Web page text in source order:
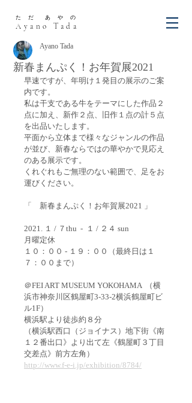
た だ あ や の
Ayano Tada
新春まんぷく！お年賀展2021
Ayano Tada
早速ですが、年明け１発目の展示のご案
内です。
私は干支である牛をテーマにした作品２
点に加え、新作２点、旧作１点の計５点
を出品いたします。
平面から立体まで様々なジャンルの作品
が並び、新春ならではの華やかで見応え
のある展示です。
くれぐれもご無理のない範囲で、足をお
運びください。
「　新春まんぷく！お年賀展2021 」
2021. １ / ７thu  -  １ / ２４ sun
月曜定休
１０：００ - １９：００（最終日は１
７：００まで）
＠FEI ART MUSEUM YOKOHAMA  （横
浜市神奈川区鶴屋町3-33-2横浜鶴屋町ビ
ル1F）
横浜駅より徒歩約８分
（横浜駅西口（ジョイナス）地下街《南
１２番出口》より出て左《鶴屋町３丁目
交差点》前方左角）
http://www.f-e-i.jp/exhibition/8784/